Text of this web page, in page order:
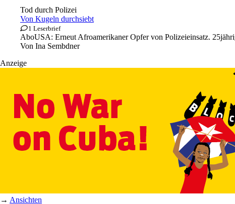
Tod durch Polizei
Von Kugeln durchsiebt
1 Leserbrief
AboUSA: Erneut Afroamerikaner Opfer von Polizeieinsatz.
Von Ina Sembdner
Anzeige
→ Ansichten